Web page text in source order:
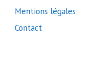
Mentions légales
Contact